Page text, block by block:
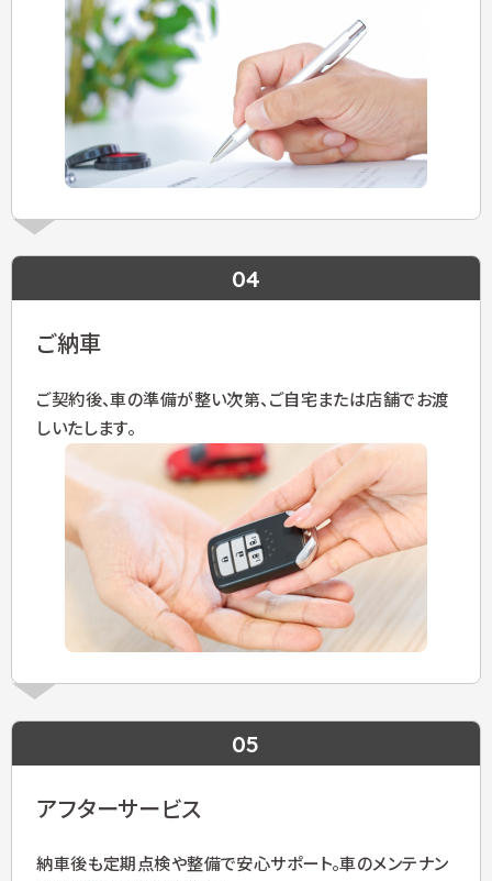
04
ご納車
ご契約後、車の準備が整い次第、ご自宅または店舗でお渡
しいたします。
05
アフターサービス
納車後も定期点検や整備で安心サポート。車のメンテナン